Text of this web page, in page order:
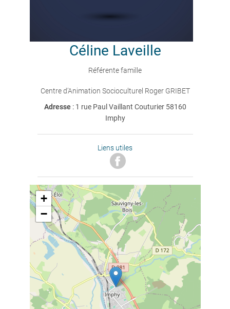
Céline Laveille
Référente famille
Centre d’Animation Socioculturel Roger GRIBET
Adresse : 1 rue Paul Vaillant Couturier 58160
Imphy
Liens utiles
+
−